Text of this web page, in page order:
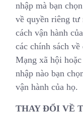
nhập mà bạn
về quyền riêng tư
cách vận hành
các chính sách
Mạng xã hội
nhập nào bạn
vận hành của họ.
THAY ĐỔI VỀ